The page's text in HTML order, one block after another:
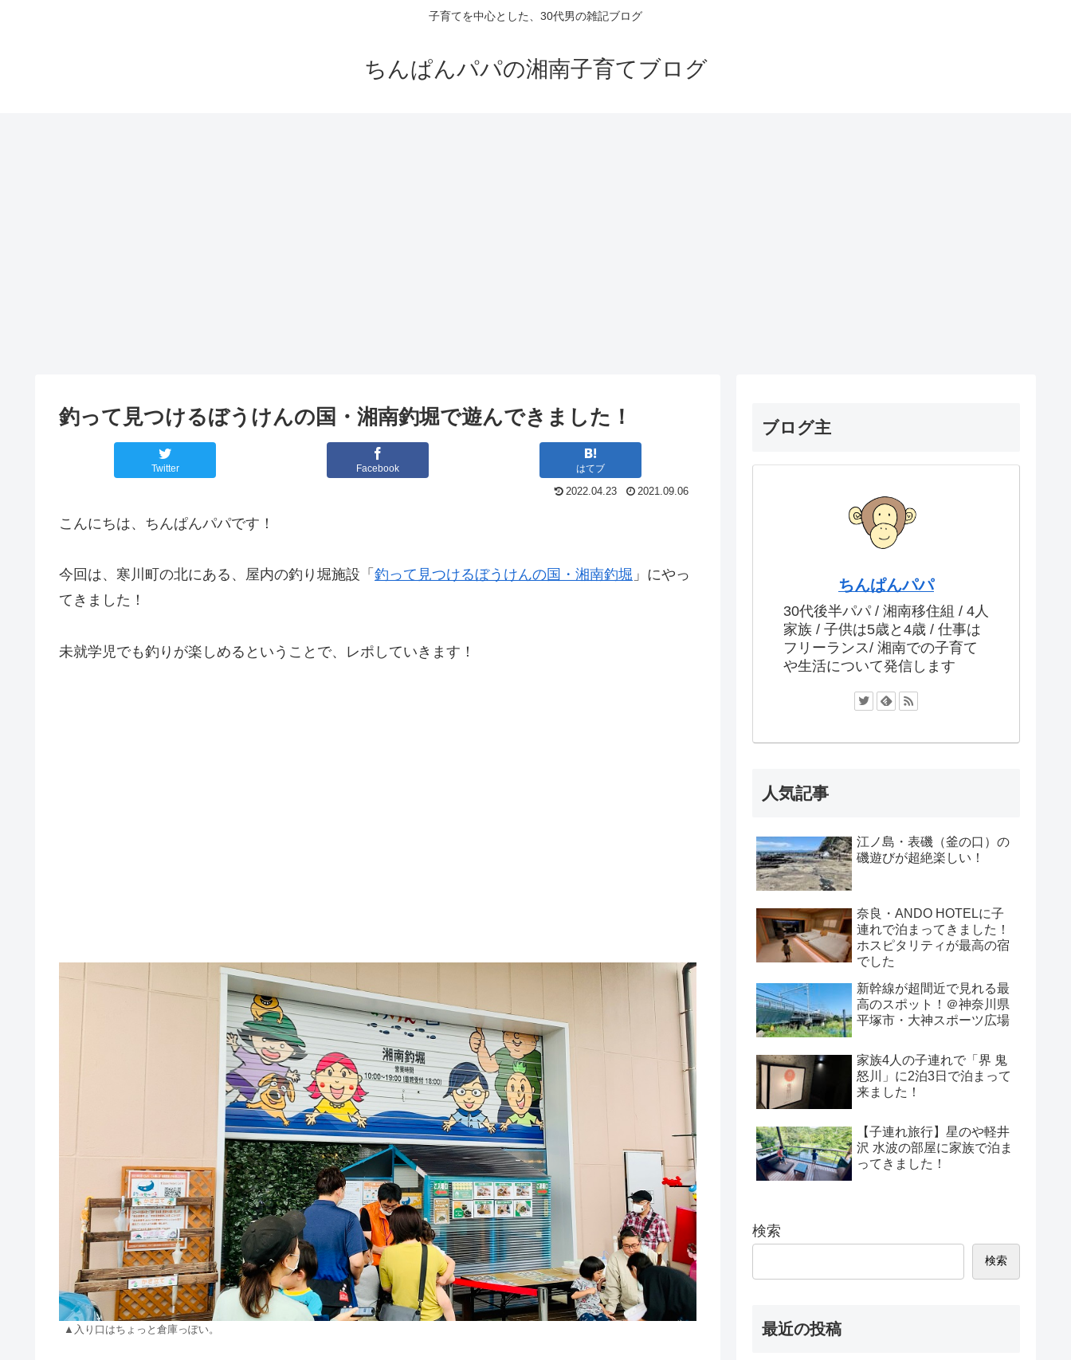
子育てを中心とした、30代男の雑記ブログ
ちんぱんパパの湘南子育てブログ
釣って見つけるぼうけんの国・湘南釣堀で遊んできました！
Twitter Facebook はてブ
2022.04.23 2021.09.06
こんにちは、ちんぱんパパです！
今回は、寒川町の北にある、屋内の釣り堀施設「 釣って見つけるぼうけんの国・湘南釣堀 」にやっ
てきました！
未就学児でも釣りが楽しめるということで、レポしていきます！
▲入り口はちょっと倉庫っぽい。
ブログ主
ちんぱんパパ
30代後半パパ / 湘南移住組 / 4人
家族 / 子供は5歳と4歳 / 仕事は
フリーランス/ 湘南での子育て
や生活について発信します
人気記事
江ノ島・表磯（釜の口）の
磯遊びが超絶楽しい！
奈良・ANDO HOTELに子
連れで泊まってきました！
ホスピタリティが最高の宿
でした
新幹線が超間近で見れる最
高のスポット！＠神奈川県
平塚市・大神スポーツ広場
家族4人の子連れで「界 鬼
怒川」に2泊3日で泊まって
来ました！
【子連れ旅行】星のや軽井
沢 水波の部屋に家族で泊ま
ってきました！
検索
検索
最近の投稿